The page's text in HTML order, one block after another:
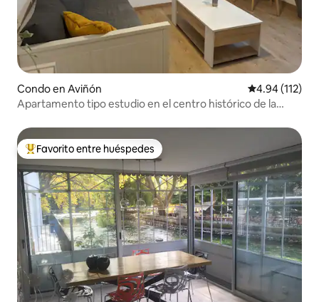
Condo en Aviñón Calificación
4.94 (112)
Apartamento tipo estudio en el centro histórico de la
Favorito entre huéspedes preferido
Favorito entre huéspedes